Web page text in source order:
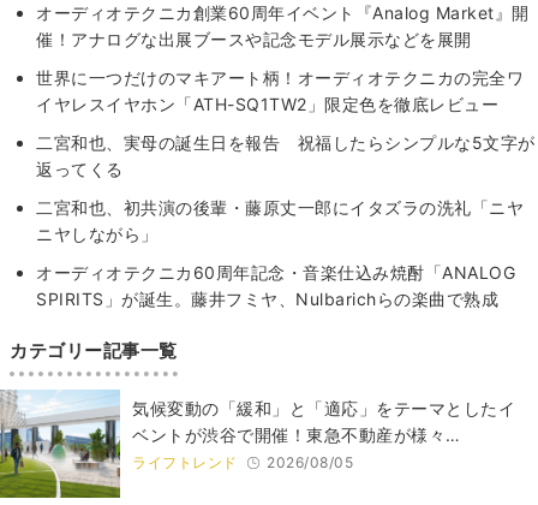
オーディオテクニカ創業60周年イベント『Analog Market』開
催！アナログな出展ブースや記念モデル展示などを展開
世界に一つだけのマキアート柄！オーディオテクニカの完全ワ
イヤレスイヤホン「ATH-SQ1TW2」限定色を徹底レビュー
二宮和也、実母の誕生日を報告 祝福したらシンプルな5文字が
返ってくる
二宮和也、初共演の後輩・藤原丈一郎にイタズラの洗礼「ニヤ
ニヤしながら」
オーディオテクニカ60周年記念・音楽仕込み焼酎「ANALOG
SPIRITS」が誕生。藤井フミヤ、Nulbarichらの楽曲で熟成
カテゴリー記事一覧
気候変動の「緩和」と「適応」をテーマとしたイ
ベントが渋谷で開催！東急不動産が様々…
ライフトレンド 2026/08/05